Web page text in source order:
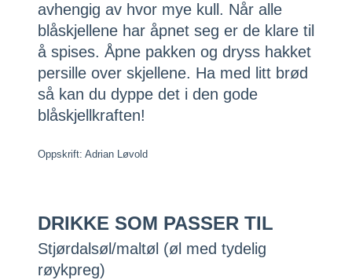
avhengig av hvor mye kull. Når alle
blåskjellene har åpnet seg er de klare til
å spises. Åpne pakken og dryss hakket
persille over skjellene. Ha med litt brød
så kan du dyppe det i den gode
blåskjellkraften!
Oppskrift: Adrian Løvold
DRIKKE SOM PASSER TIL
Stjørdalsøl/maltøl (øl med tydelig
røykpreg)